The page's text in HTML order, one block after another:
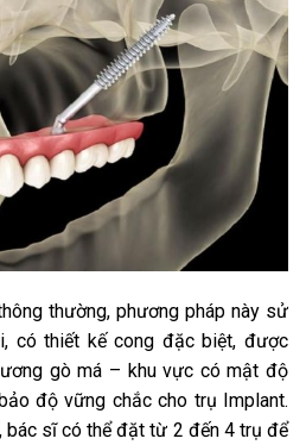
thường, phương pháp này sử
có thiết kế cong đặc biệt, được
gò má – khu vực có mật độ
độ vững chắc cho trụ Implant.
bác sĩ có thể đặt từ 2 đến 4 trụ để